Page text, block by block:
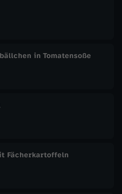
in Tomatensoße
Fächerkartoffeln